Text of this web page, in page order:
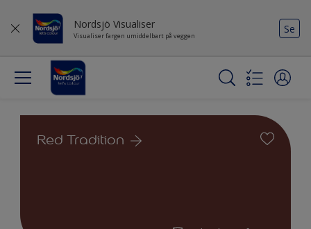
Nordsjö Visualiser
Visualiser fargen umiddelbart på veggen
Se
Red Tradition